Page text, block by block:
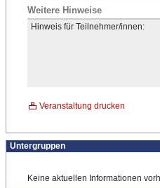
Weitere Hinweise
Hinweis für Teilnehmer/innen:
Veranstaltung drucken
Untergruppen
Keine aktuellen Informationen